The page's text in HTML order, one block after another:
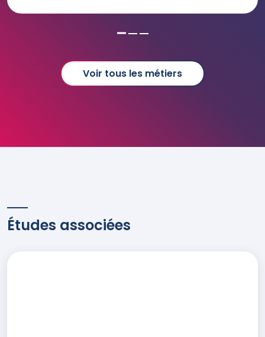
Voir tous les métiers
Études associées